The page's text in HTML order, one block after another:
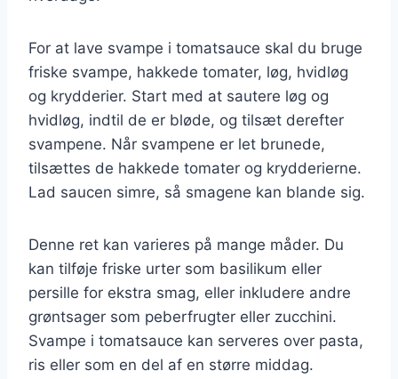
For at lave svampe i tomatsauce skal du bruge
friske svampe, hakkede tomater, løg, hvidløg
og krydderier. Start med at sautere løg og
hvidløg, indtil de er bløde, og tilsæt derefter
svampene. Når svampene er let brunede,
tilsættes de hakkede tomater og krydderierne.
Lad saucen simre, så smagene kan blande sig.
Denne ret kan varieres på mange måder. Du
kan tilføje friske urter som basilikum eller
persille for ekstra smag, eller inkludere andre
grøntsager som peberfrugter eller zucchini.
Svampe i tomatsauce kan serveres over pasta,
ris eller som en del af en større middag.